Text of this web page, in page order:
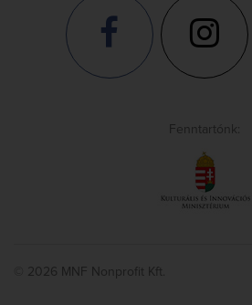
Fenntartónk:
© 2026 MNF Nonprofit Kft.